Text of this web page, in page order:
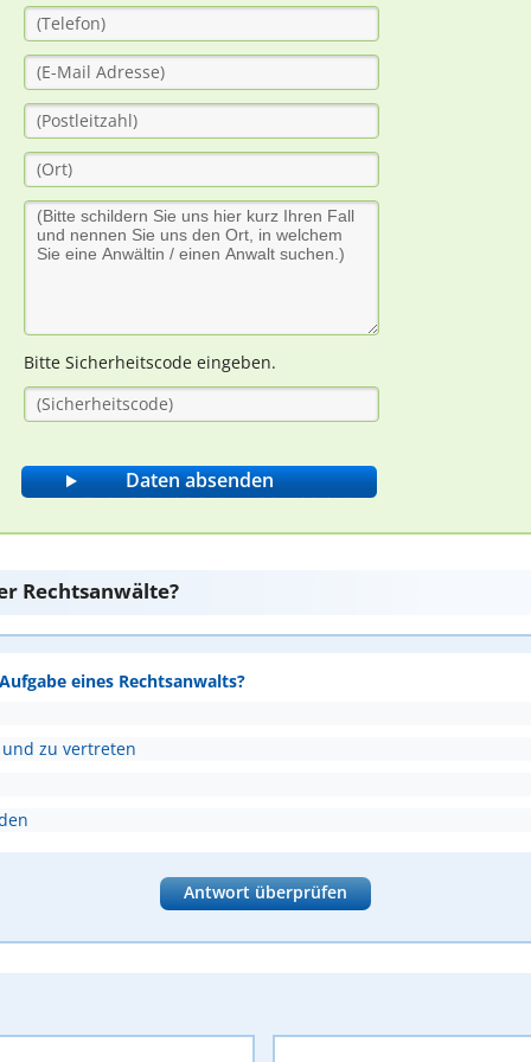
Bitte Sicherheitscode eingeben.
Rechtsanwälte?
eines Rechtsanwalts?
zu vertreten
Antwort überprüfen